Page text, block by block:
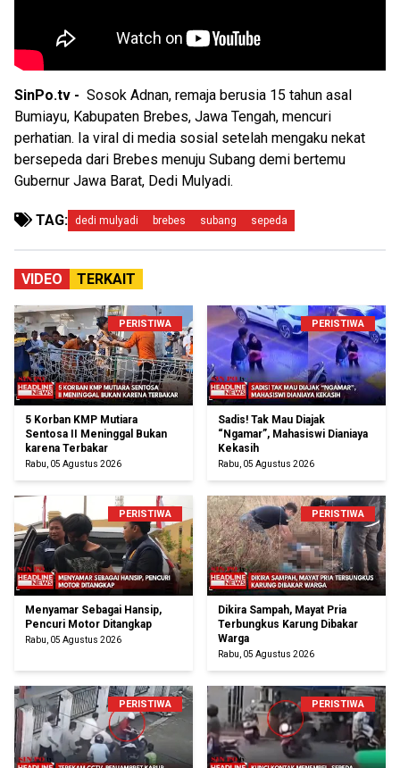
SinPo.tv - Sosok Adnan, remaja berusia 15 tahun asal
Bumiayu, Kabupaten Brebes, Jawa Tengah, mencuri
perhatian. Ia viral di media sosial setelah mengaku nekat
bersepeda dari Brebes menuju Subang demi bertemu
Gubernur Jawa Barat, Dedi Mulyadi.
TAG: dedi mulyadi brebes subang sepeda
VIDEO TERKAIT
PERISTIWA
5 Korban KMP Mutiara
Sentosa II Meninggal Bukan
karena Terbakar
Rabu, 05 Agustus 2026
PERISTIWA
Sadis! Tak Mau Diajak
“Ngamar”, Mahasiswi Dianiaya
Kekasih
Rabu, 05 Agustus 2026
PERISTIWA
Menyamar Sebagai Hansip,
Pencuri Motor Ditangkap
Rabu, 05 Agustus 2026
PERISTIWA
Dikira Sampah, Mayat Pria
Terbungkus Karung Dibakar
Warga
Rabu, 05 Agustus 2026
PERISTIWA PERISTIWA